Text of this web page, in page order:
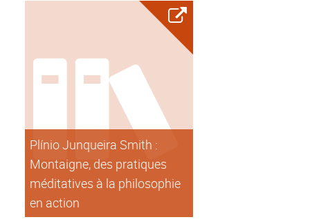
Plínio Junqueira Smith :
Montaigne, des pratiques
méditatives à la philosophie
en action